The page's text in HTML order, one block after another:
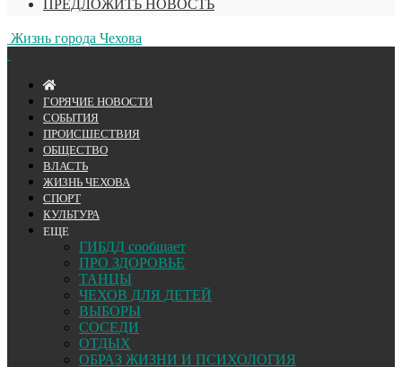
ПРЕДЛОЖИТЬ НОВОСТЬ
Жизнь города Чехова
ГОРЯЧИЕ НОВОСТИ
СОБЫТИЯ
ПРОИСШЕСТВИЯ
ОБЩЕСТВО
ВЛАСТЬ
ЖИЗНЬ ЧЕХОВА
СПОРТ
КУЛЬТУРА
ЕЩЕ
ГИБДД сообщает
ПРО ЗДОРОВЬЕ
ТАНЦЫ
ЧЕХОВ ДЛЯ ДЕТЕЙ
ВЫБОРЫ
СОСЕДИ
ОТДЫХ
ОБРАЗ ЖИЗНИ И ПСИХОЛОГИЯ